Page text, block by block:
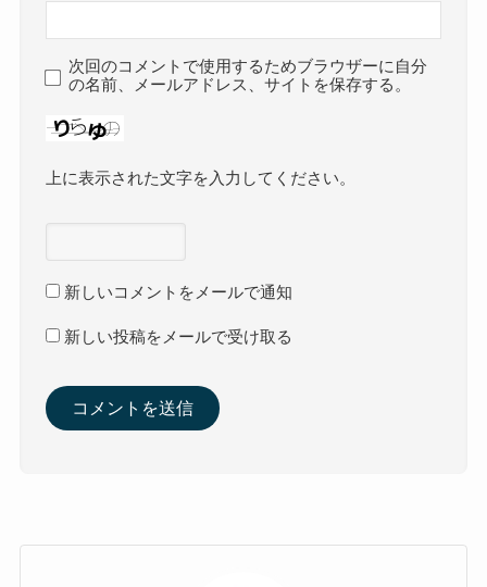
次回のコメントで使用するためブラウザーに自分
の名前、メールアドレス、サイトを保存する。
上に表示された文字を入力してください。
新しいコメントをメールで通知
新しい投稿をメールで受け取る